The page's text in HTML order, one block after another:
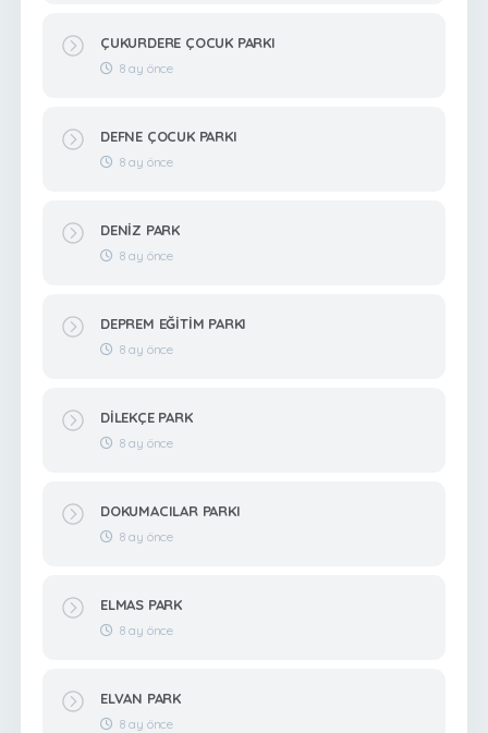
ÇUKURDERE ÇOCUK PARKI
8 ay önce
DEFNE ÇOCUK PARKI
8 ay önce
DENİZ PARK
8 ay önce
DEPREM EĞİTİM PARKI
8 ay önce
DİLEKÇE PARK
8 ay önce
DOKUMACILAR PARKI
8 ay önce
ELMAS PARK
8 ay önce
ELVAN PARK
8 ay önce